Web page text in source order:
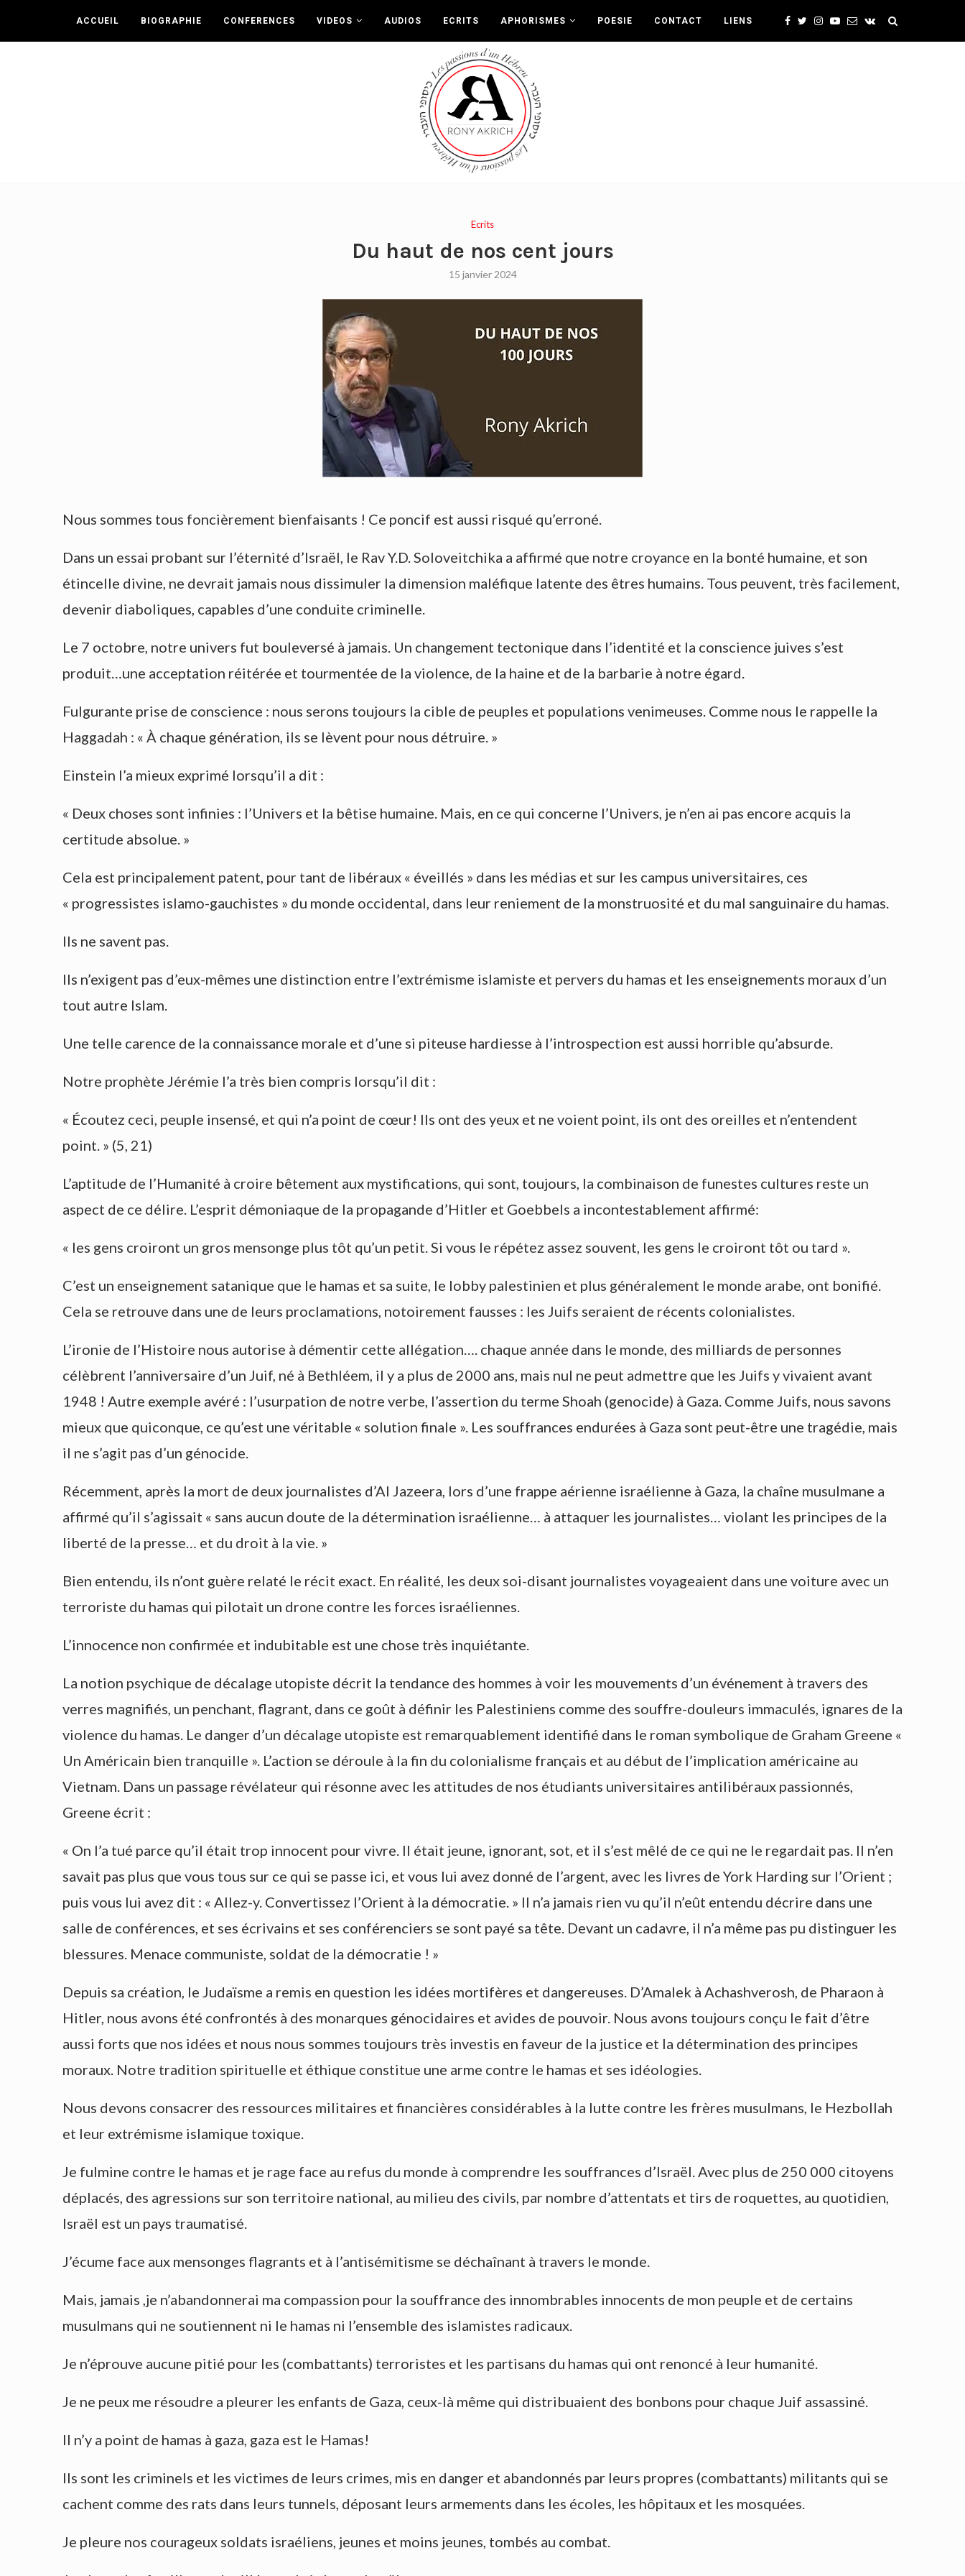
ACCUEIL BIOGRAPHIE CONFERENCES VIDEOS AUDIOS ECRITS APHORISMES POESIE CONTACT LIENS
Ecrits
Du haut de nos cent jours
15 janvier 2024
Nous sommes tous foncièrement bienfaisants ! Ce poncif est aussi risqué qu’erroné.
Dans un essai probant sur l’éternité d’Israël, le Rav Y.D. Soloveitchika a affirmé que notre croyance en la bonté humaine, et son
étincelle divine, ne devrait jamais nous dissimuler la dimension maléfique latente des êtres humains. Tous peuvent, très facilement,
devenir diaboliques, capables d’une conduite criminelle.
Le 7 octobre, notre univers fut bouleversé à jamais. Un changement tectonique dans l’identité et la conscience juives s’est
produit…une acceptation réitérée et tourmentée de la violence, de la haine et de la barbarie à notre égard.
Fulgurante prise de conscience : nous serons toujours la cible de peuples et populations venimeuses. Comme nous le rappelle la
Haggadah : « À chaque génération, ils se lèvent pour nous détruire. »
Einstein l’a mieux exprimé lorsqu’il a dit :
« Deux choses sont infinies : l’Univers et la bêtise humaine. Mais, en ce qui concerne l’Univers, je n’en ai pas encore acquis la
certitude absolue. »
Cela est principalement patent, pour tant de libéraux « éveillés » dans les médias et sur les campus universitaires, ces
« progressistes islamo-gauchistes » du monde occidental, dans leur reniement de la monstruosité et du mal sanguinaire du hamas.
Ils ne savent pas.
Ils n’exigent pas d’eux-mêmes une distinction entre l’extrémisme islamiste et pervers du hamas et les enseignements moraux d’un
tout autre Islam.
Une telle carence de la connaissance morale et d’une si piteuse hardiesse à l’introspection est aussi horrible qu’absurde.
Notre prophète Jérémie l’a très bien compris lorsqu’il dit :
« Écoutez ceci, peuple insensé, et qui n’a point de cœur! Ils ont des yeux et ne voient point, ils ont des oreilles et n’entendent
point. » (5, 21)
L’aptitude de l’Humanité à croire bêtement aux mystifications, qui sont, toujours, la combinaison de funestes cultures reste un
aspect de ce délire. L’esprit démoniaque de la propagande d’Hitler et Goebbels a incontestablement affirmé:
« les gens croiront un gros mensonge plus tôt qu’un petit. Si vous le répétez assez souvent, les gens le croiront tôt ou tard ».
C’est un enseignement satanique que le hamas et sa suite, le lobby palestinien et plus généralement le monde arabe, ont bonifié.
Cela se retrouve dans une de leurs proclamations, notoirement fausses : les Juifs seraient de récents colonialistes.
L’ironie de l’Histoire nous autorise à démentir cette allégation…. chaque année dans le monde, des milliards de personnes
célèbrent l’anniversaire d’un Juif, né à Bethléem, il y a plus de 2000 ans, mais nul ne peut admettre que les Juifs y vivaient avant
1948 ! Autre exemple avéré : l’usurpation de notre verbe, l’assertion du terme Shoah (genocide) à Gaza. Comme Juifs, nous savons
mieux que quiconque, ce qu’est une véritable « solution finale ». Les souffrances endurées à Gaza sont peut-être une tragédie, mais
il ne s’agit pas d’un génocide.
Récemment, après la mort de deux journalistes d’Al Jazeera, lors d’une frappe aérienne israélienne à Gaza, la chaîne musulmane a
affirmé qu’il s’agissait « sans aucun doute de la détermination israélienne… à attaquer les journalistes… violant les principes de la
liberté de la presse… et du droit à la vie. »
Bien entendu, ils n’ont guère relaté le récit exact. En réalité, les deux soi-disant journalistes voyageaient dans une voiture avec un
terroriste du hamas qui pilotait un drone contre les forces israéliennes.
L’innocence non confirmée et indubitable est une chose très inquiétante.
La notion psychique de décalage utopiste décrit la tendance des hommes à voir les mouvements d’un événement à travers des
verres magnifiés, un penchant, flagrant, dans ce goût à définir les Palestiniens comme des souffre-douleurs immaculés, ignares de la
violence du hamas. Le danger d’un décalage utopiste est remarquablement identifié dans le roman symbolique de Graham Greene «
Un Américain bien tranquille ». L’action se déroule à la fin du colonialisme français et au début de l’implication américaine au
Vietnam. Dans un passage révélateur qui résonne avec les attitudes de nos étudiants universitaires antilibéraux passionnés,
Greene écrit :
« On l’a tué parce qu’il était trop innocent pour vivre. Il était jeune, ignorant, sot, et il s’est mêlé de ce qui ne le regardait pas. Il n’en
savait pas plus que vous tous sur ce qui se passe ici, et vous lui avez donné de l’argent, avec les livres de York Harding sur l’Orient ;
puis vous lui avez dit : « Allez-y. Convertissez l’Orient à la démocratie. » Il n’a jamais rien vu qu’il n’eût entendu décrire dans une
salle de conférences, et ses écrivains et ses conférenciers se sont payé sa tête. Devant un cadavre, il n’a même pas pu distinguer les
blessures. Menace communiste, soldat de la démocratie ! »
Depuis sa création, le Judaïsme a remis en question les idées mortifères et dangereuses. D’Amalek à Achashverosh, de Pharaon à
Hitler, nous avons été confrontés à des monarques génocidaires et avides de pouvoir. Nous avons toujours conçu le fait d’être
aussi forts que nos idées et nous nous sommes toujours très investis en faveur de la justice et la détermination des principes
moraux. Notre tradition spirituelle et éthique constitue une arme contre le hamas et ses idéologies.
Nous devons consacrer des ressources militaires et financières considérables à la lutte contre les frères musulmans, le Hezbollah
et leur extrémisme islamique toxique.
Je fulmine contre le hamas et je rage face au refus du monde à comprendre les souffrances d’Israël. Avec plus de 250 000 citoyens
déplacés, des agressions sur son territoire national, au milieu des civils, par nombre d’attentats et tirs de roquettes, au quotidien,
Israël est un pays traumatisé.
J’écume face aux mensonges flagrants et à l’antisémitisme se déchaînant à travers le monde.
Mais, jamais ,je n’abandonnerai ma compassion pour la souffrance des innombrables innocents de mon peuple et de certains
musulmans qui ne soutiennent ni le hamas ni l’ensemble des islamistes radicaux.
Je n’éprouve aucune pitié pour les (combattants) terroristes et les partisans du hamas qui ont renoncé à leur humanité.
Je ne peux me résoudre a pleurer les enfants de Gaza, ceux-là même qui distribuaient des bonbons pour chaque Juif assassiné.
Il n’y a point de hamas à gaza, gaza est le Hamas!
Ils sont les criminels et les victimes de leurs crimes, mis en danger et abandonnés par leurs propres (combattants) militants qui se
cachent comme des rats dans leurs tunnels, déposant leurs armements dans les écoles, les hôpitaux et les mosquées.
Je pleure nos courageux soldats israéliens, jeunes et moins jeunes, tombés au combat.